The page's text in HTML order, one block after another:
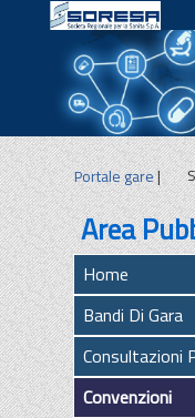
Portale gare|
Area
Home
Bandi Di Gara
Consultazioni
Convenzioni